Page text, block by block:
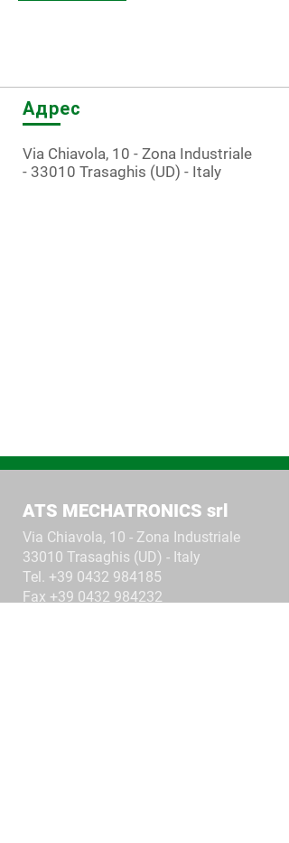
Адрес
Via Chiavola, 10 - Zona Industriale
- 33010 Trasaghis (UD) - Italy
ATS MECHATRONICS srl
Via Chiavola, 10 - Zona Industriale
33010 Trasaghis (UD) - Italy
Tel. +39 0432 984185
Fax +39 0432 984232